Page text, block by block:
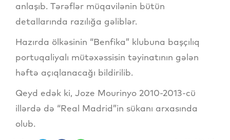
anlaşıb. Tərəflər müqavilənin bütün
detallarında razılığa gəliblər.
Hazırda ölkəsinin “Benfika” klubuna başçılıq
portuqaliyalı mütəxəssisin təyinatının gələn
həftə açıqlanacağı bildirilib.
Qeyd edək ki, Joze Mourinyo 2010-2013-cü
illərdə də “Real Madrid”in sükanı arxasında
olub.